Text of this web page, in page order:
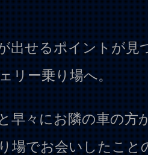
出せるポイントが見
リー乗り場へ。
早々にお隣の車の方
場でお会いしたこと